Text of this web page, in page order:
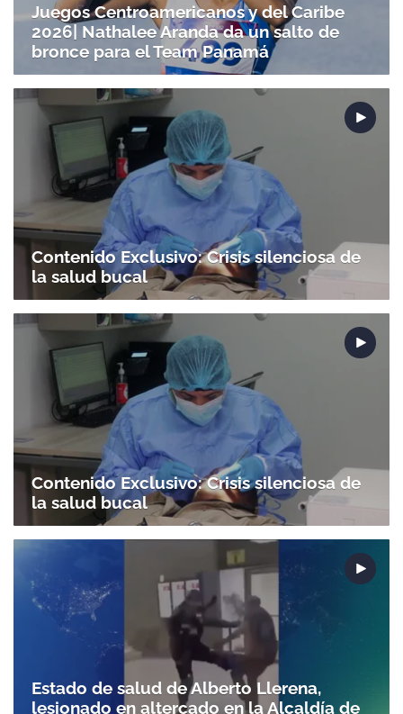
Juegos Centroamericanos y del Caribe
2026| Nathalee Aranda da un salto de
bronce para el Team Panamá
Contenido Exclusivo: Crisis silenciosa de
la salud bucal
Contenido Exclusivo: Crisis silenciosa de
la salud bucal
Estado de salud de Alberto Llerena,
lesionado en altercado en la Alcaldía de